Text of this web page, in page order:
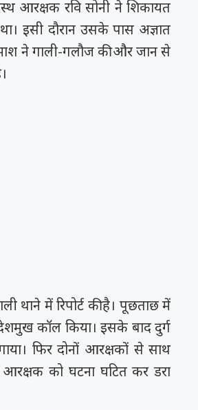
आरक्षक रवि सोनी ने शिकायत
इसी दौरान उसके पास अज्ञात
ने गाली-गलौज की और जान से
थाने में रिपोर्ट की है। पूछताछ में
कॉल किया। इसके बाद दुर्ग
फिर दोनों आरक्षकों से साथ
को घटना घटित कर डरा